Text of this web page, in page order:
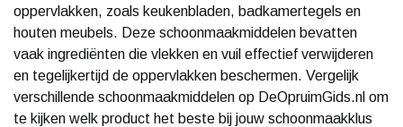
oppervlakken, zoals keukenbladen, badkamertegels en
houten meubels. Deze schoonmaakmiddelen bevatten
vaak ingrediënten die vlekken en vuil effectief verwijderen
en tegelijkertijd de oppervlakken beschermen. Vergelijk
verschillende schoonmaakmiddelen op DeOpruimGids.nl om
te kijken welk product het beste bij jouw schoonmaakklus